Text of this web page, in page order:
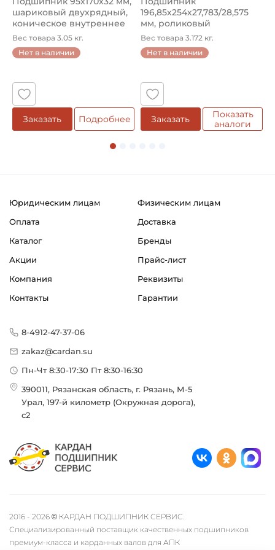
шариковый двухрядный,
коническое внутреннее
кол...
Вес товара 3.05 кг.
Нет в наличии
Заказать Подробнее
196,85х254х27,783/28,575
мм, роликовый
однорядный конический
...
Вес товара 3.172 кг.
Нет в наличии
Заказать
Показать
аналоги
Юридическим лицам
Физическим лицам
Оплата
Доставка
Каталог
Бренды
Акции
Прайс-лист
Компания
Реквизиты
Контакты
Гарантии
8-4912-47-37-06
zakaz@cardan.su
Пн-Чт 8:30-17:30 Пт 8:30-16:30
390011, Рязанская область, г. Рязань, М-5
Урал, 197-й километр (Окружная дорога),
с2
2016 - 2026 © КАРДАН ПОДШИПНИК СЕРВИС.
Специализированный поставщик качественных подшипников
премиум-класса и карданных валов для АПК